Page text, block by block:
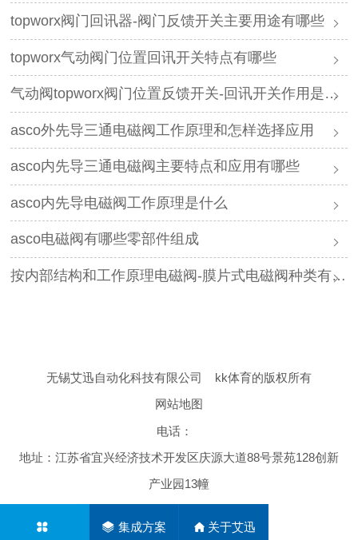
topworx阀门回讯器-阀门反馈开关主要用途有哪些
topworx气动阀门位置回讯开关特点有哪些
气动阀topworx阀门位置反馈开关-回讯开关作用是什么
asco外先导三通电磁阀工作原理和怎样选择应用
asco内先导三通电磁阀主要特点和应用有哪些
asco内先导电磁阀工作原理是什么
asco电磁阀有哪些零部件组成
按内部结构和工作原理电磁阀-膜片式电磁阀种类有哪些
无锡艾迅自动化科技有限公司
kk体育的版权所有
网站地图
电话：
地址：江苏省宜兴经济技术开发区庆源大道88号景苑128创新
产业园13幢
集成方案 关于艾迅